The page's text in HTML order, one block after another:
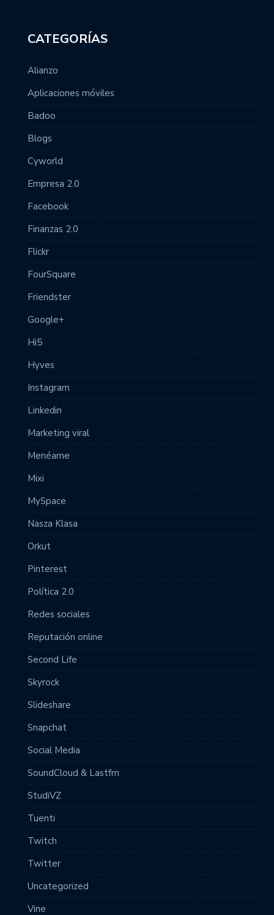
CATEGORÍAS
Alianzo
Aplicaciones móviles
Badoo
Blogs
Cyworld
Empresa 2.0
Facebook
Finanzas 2.0
Flickr
FourSquare
Friendster
Google+
Hi5
Hyves
Instagram
Linkedin
Marketing viral
Menéame
Mixi
MySpace
Nasza Klasa
Orkut
Pinterest
Política 2.0
Redes sociales
Reputación online
Second Life
Skyrock
Slideshare
Snapchat
Social Media
SoundCloud & Lastfm
StudiVZ
Tuenti
Twitch
Twitter
Uncategorized
Vine